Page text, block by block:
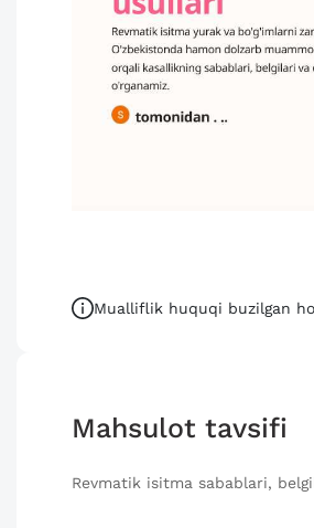
Mualliflik huquqi buzilgan
Mahsulot tavsifi
Revmatik isitma sabablari,